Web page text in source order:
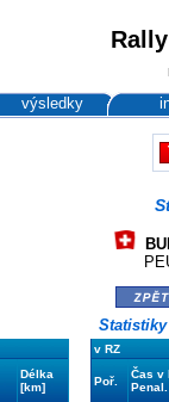
výsledky
v RZ
Délka
[km]
Poř.
Čas v
Penal.